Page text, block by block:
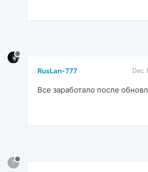
RusLan-777 Dec
Все заработало после
?